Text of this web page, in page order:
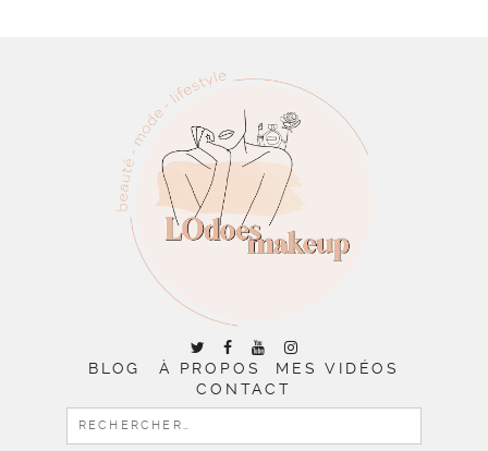
BLOG À PROPOS
MES VIDÉOS
CONTACT
RECHERCHER :